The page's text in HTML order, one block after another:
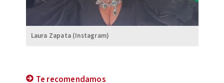
Laura Zapata (Instagram)
Te recomendamos